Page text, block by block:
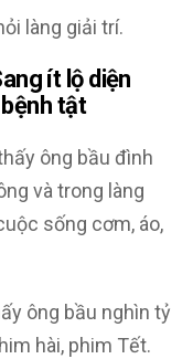
làng giải trí.
ít lộ diện
tật
ông bầu đình
và trong làng
sống cơm, áo,
ông bầu nghìn tỷ
hài, phim Tết.